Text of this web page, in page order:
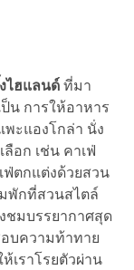
ไฮแลนด์ ที่มา
น การให้อาหาร
ะแองโกล่า นั่ง
อก เช่น คาเฟ่
ฟ่ตกแต่งด้วยสวน
พักที่สวนสไตล์
ชมบรรยากาศสุด
บความท้าทาย
เราโรยตัวผ่าน